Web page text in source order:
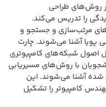
روش‌های طراحی
را تدریس می‌کند.
مرتب‌سازی و جستجو و
پویا آشنا می‌شوند. چارت
اصول شبکه‌های کامپیوتری
با روش‌های مسیریابی
شده آشنا می‌شوند. این
کامپیوتر را تشکیل